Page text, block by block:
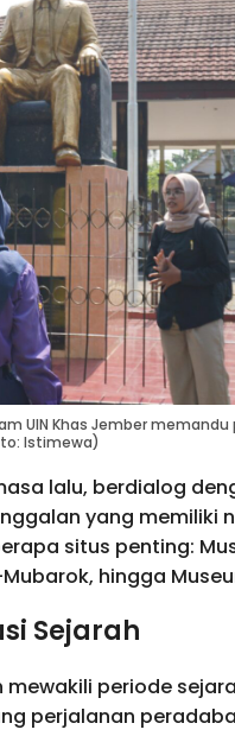
UIN Khas Jember memandu
Istimewa)
lalu, berdialog
yang memiliki
situs penting:
hingga
Sejarah
periode
perjalanan